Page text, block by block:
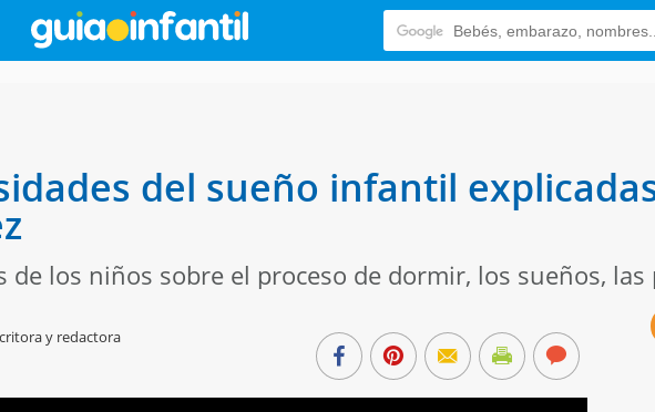
del sueño infantil
de los niños sobre el proceso de dormir, los sueños, las
y redactora